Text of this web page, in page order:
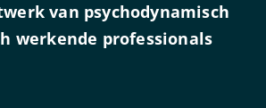
van psychodynamisch
werkende professionals